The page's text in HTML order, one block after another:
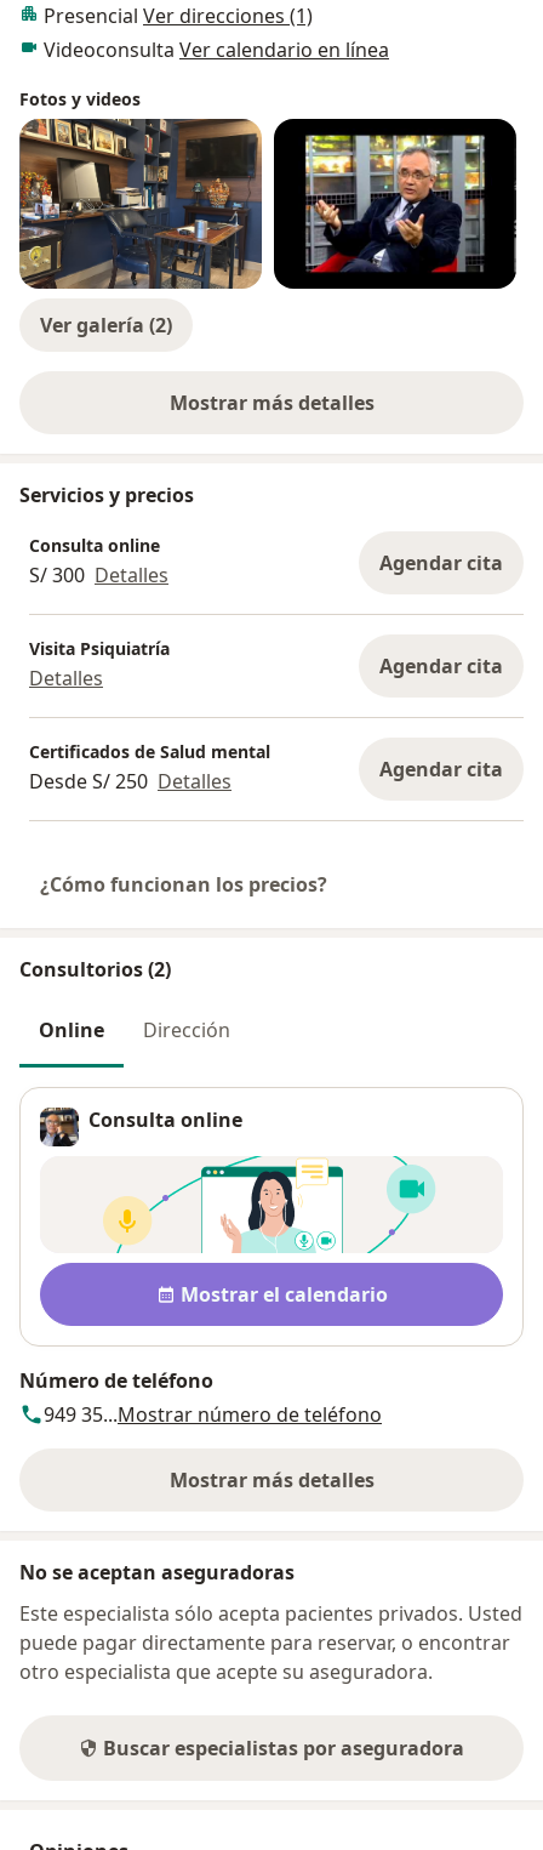
Presencial Ver direcciones (1)
Videoconsulta Ver calendario en línea
Fotos y videos
Ver galería (2)
Mostrar más detalles
sobre la experiencia
Servicios y precios
Consulta online
S/ 300 Detalles Agendar cita
Visita Psiquiatría
Detalles Agendar cita
Certificados de Salud mental
Desde S/ 250 Detalles Agendar cita
¿Cómo funcionan los precios?
Consultorios (2)
Online Dirección
Consulta online
Disponibilidad
Mostrar el calendario
Número de teléfono
949 35...Mostrar número de teléfono
Mostrar más detalles
sobre la dirección
No se aceptan aseguradoras
Este especialista sólo acepta pacientes privados. Usted
puede pagar directamente para reservar, o encontrar
otro especialista que acepte su aseguradora.
Buscar especialistas por aseguradora